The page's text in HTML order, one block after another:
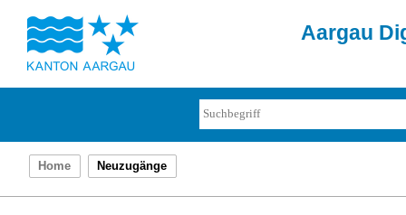
Aargau
Home Neuzugänge